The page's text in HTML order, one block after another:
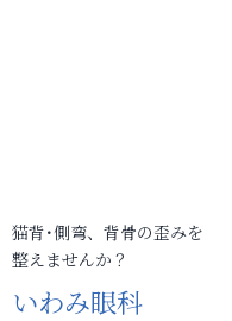
猫背･側弯、背骨の歪みを
整えませんか？
いわみ眼科